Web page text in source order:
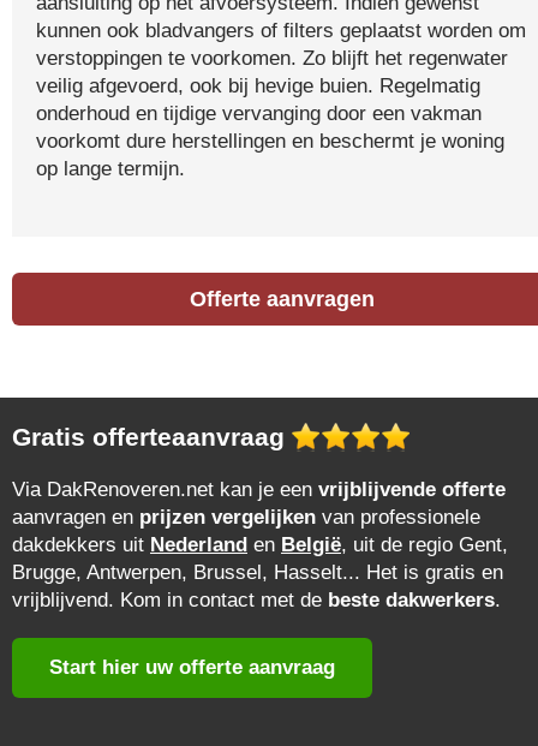
kunnen ook bladvangers of filters geplaatst worden om
verstoppingen te voorkomen. Zo blijft het regenwater
veilig afgevoerd, ook bij hevige buien. Regelmatig
onderhoud en tijdige vervanging door een vakman
voorkomt dure herstellingen en beschermt je woning
op lange termijn.
Offerte aanvragen
Gratis offerteaanvraag
Via DakRenoveren.net kan je een vrijblijvende offerte
aanvragen en prijzen vergelijken van professionele
dakdekkers uit Nederland en België, uit de regio Gent,
Brugge, Antwerpen, Brussel, Hasselt... Het is gratis en
vrijblijvend. Kom in contact met de beste dakwerkers.
Start hier uw offerte aanvraag